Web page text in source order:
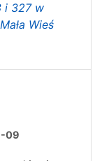
i 327 w
Wieś
09